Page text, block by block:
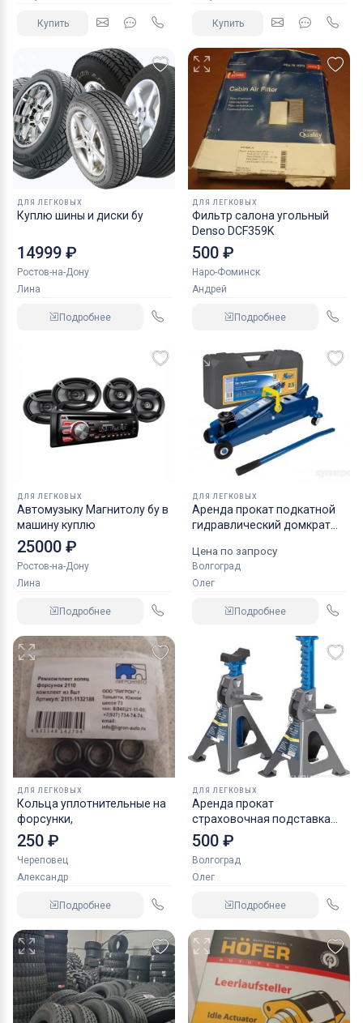
Купить Купить
ДЛЯ ЛЕГКОВЫХ
Куплю шины и диски бу
14999 ₽
Ростов-на-Дону
Лина
Подробнее
ДЛЯ ЛЕГКОВЫХ
Фильтр салона угольный
Denso DCF359K
500 ₽
Наро-Фоминск
Андрей
Подробнее
ДЛЯ ЛЕГКОВЫХ
Автомузыку Магнитолу бу в
машину куплю
25000 ₽
Ростов-на-Дону
Лина
Подробнее
ДЛЯ ЛЕГКОВЫХ
Аренда прокат подкатной
гидравлический домкрат
Цена по запросу
Волгоград
Олег
Подробнее
ДЛЯ ЛЕГКОВЫХ
Кольца уплотнительные на
форсунки,
250 ₽
Череповец
Александр
Подробнее
ДЛЯ ЛЕГКОВЫХ
Аренда прокат
страховочная подставка
NORDBERG 2 т
500 ₽
Волгоград
Олег
Подробнее